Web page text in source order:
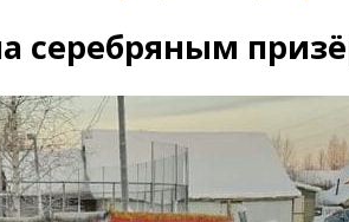
серебряным